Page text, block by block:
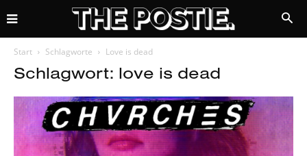
Start Schlagworte Love is dead
Schlagwort: love is dead